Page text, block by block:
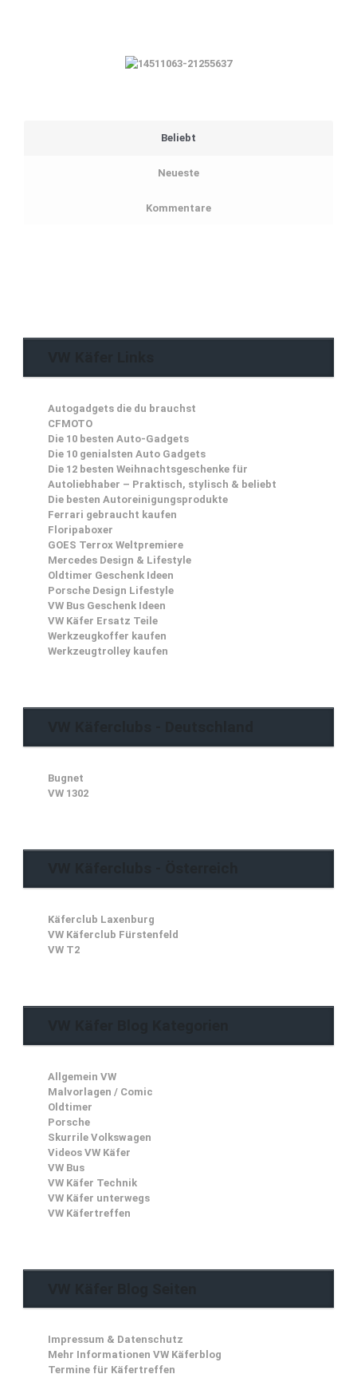
Beliebt
Neueste
Kommentare
Autogadgets die du brauchst
CFMOTO
Die 10 besten Auto-Gadgets
Die 10 genialsten Auto Gadgets
Die 12 besten Weihnachtsgeschenke für
Autoliebhaber – Praktisch, stylisch & beliebt
Die besten Autoreinigungsprodukte
Ferrari gebraucht kaufen
Floripaboxer
GOES Terrox Weltpremiere
Mercedes Design & Lifestyle
Oldtimer Geschenk Ideen
Porsche Design Lifestyle
VW Bus Geschenk Ideen
VW Käfer Ersatz Teile
Werkzeugkoffer kaufen
Werkzeugtrolley kaufen
Bugnet
VW 1302
Käferclub Laxenburg
VW Käferclub Fürstenfeld
VW T2
Allgemein VW
Malvorlagen / Comic
Oldtimer
Porsche
Skurrile Volkswagen
Videos VW Käfer
VW Bus
VW Käfer Technik
VW Käfer unterwegs
VW Käfertreffen
Impressum & Datenschutz
Mehr Informationen VW Käferblog
Termine für Käfertreffen